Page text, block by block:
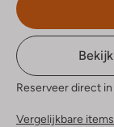
Reserveer direct
Vergelijkbare items